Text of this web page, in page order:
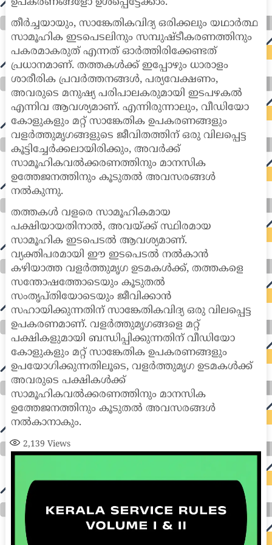
തീർച്ചയായും, സാങ്കേതികവിദ്യ ഒരിക്കലും യഥാർത്ഥ
സാമൂഹിക ഇടപെടലിനും സമ്പുഷ്ടീകരണത്തിനും
പകരമാകരുത് എന്നത് ഓർത്തിരിക്കേണ്ടത്
പ്രധാനമാണ്. തത്തകൾക്ക് ഇപ്പോഴും ധാരാളം
ശാരീരിക പ്രവർത്തനങ്ങൾ, പര്യവേക്ഷണം,
അവരുടെ മനുഷ്യ പരിപാലകരുമായി ഇടപഴകൽ
എന്നിവ ആവശ്യമാണ്. എന്നിരുന്നാലും, വീഡിയോ
കോളുകളും മറ്റ് സാങ്കേതിക ഉപകരണങ്ങളും
വളർത്തുമൃഗങ്ങളുടെ ജീവിതത്തിന് ഒരു വിലപ്പെട്ട
കൂട്ടിച്ചേർക്കലായിരിക്കും, അവർക്ക്
സാമൂഹികവൽക്കരണത്തിനും മാനസിക
ഉത്തേജനത്തിനും കൂടുതൽ അവസരങ്ങൾ
നൽകുന്നു.
തത്തകൾ വളരെ സാമൂഹികമായ
പക്ഷിയായതിനാൽ, അവയ്ക്ക് സ്ഥിരമായ
സാമൂഹിക ഇടപെടൽ ആവശ്യമാണ്.
വ്യക്തിപരമായി ഈ ഇടപെടൽ നൽകാൻ
കഴിയാത്ത വളർത്തുമൃഗ ഉടമകൾക്ക്, തത്തകളെ
സന്തോഷത്തോടെയും കൂടുതൽ
സംതൃപ്തിയോടെയും ജീവിക്കാൻ
സഹായിക്കുന്നതിന് സാങ്കേതികവിദ്യ ഒരു വിലപ്പെട്ട
ഉപകരണമാണ്. വളർത്തുമൃഗങ്ങളെ മറ്റ്
പക്ഷികളുമായി ബന്ധിപ്പിക്കുന്നതിന് വീഡിയോ
കോളുകളും മറ്റ് സാങ്കേതിക ഉപകരണങ്ങളും
ഉപയോഗിക്കുന്നതിലൂടെ, വളർത്തുമൃഗ ഉടമകൾക്ക്
അവരുടെ പക്ഷികൾക്ക്
സാമൂഹികവൽക്കരണത്തിനും മാനസിക
ഉത്തേജനത്തിനും കൂടുതൽ അവസരങ്ങൾ
നൽകാനാകും.
2,139 Views